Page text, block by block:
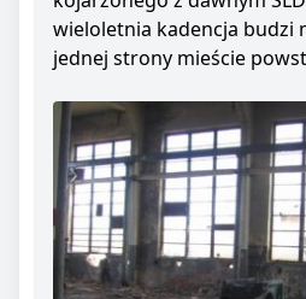
wieloletnia kadencja budzi
jednej strony mieście